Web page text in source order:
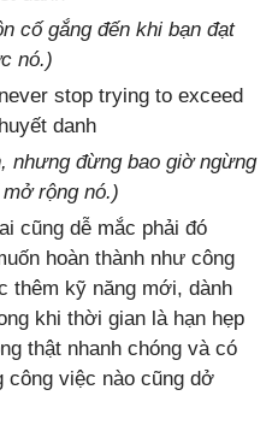
cố gắng đến khi bạn đạt
nó.)
stop trying to exceed
danh
nhưng đừng bao giờ ngừng
rộng nó.)
cũng dễ mắc phải đó
hoàn thành như công
thêm kỹ năng mới, dành
khi thời gian là hạn hẹp
thật nhanh chóng và có
công việc nào cũng dở